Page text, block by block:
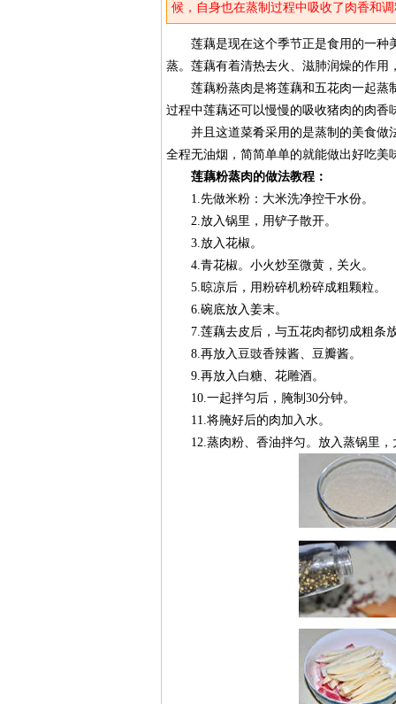
候，自身也在蒸制过程中吸收了肉香和
莲藕是现在这个季节正是食用的一种
蒸。莲藕有着清热去火、滋肺润燥的作
莲藕粉蒸肉是将莲藕和五花肉一起蒸
过程中莲藕还可以慢慢的吸收猪肉的肉
并且这道菜肴采用的是蒸制的美食做
全程无油烟，简简单单的就能做出好吃美
莲藕粉蒸肉的做法教程：
1.先做米粉：大米洗净控干水份。
2.放入锅里，用铲子散开。
3.放入花椒。
4.青花椒。小火炒至微黄，关火。
5.晾凉后，用粉碎机粉碎成粗颗粒。
6.碗底放入姜末。
7.莲藕去皮后，与五花肉都切成粗条
8.再放入豆豉香辣酱、豆瓣酱。
9.再放入白糖、花雕酒。
10.一起拌匀后，腌制30分钟。
11.将腌好后的肉加入水。
12.蒸肉粉、香油拌匀。放入蒸锅里，